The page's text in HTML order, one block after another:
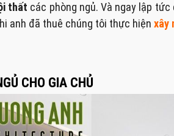
thất các phòng ngủ. Và ngay lập
anh đã thuê chúng tôi thực hiện xây
CHO GIA CHỦ